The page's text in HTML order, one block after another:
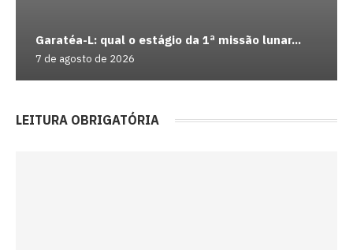
Garatéa-L: qual o estágio da 1ª missão lunar...
7 de agosto de 2026
LEITURA OBRIGATÓRIA